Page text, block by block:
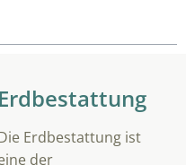
Erdbestattung
Erdbestattung ist
der